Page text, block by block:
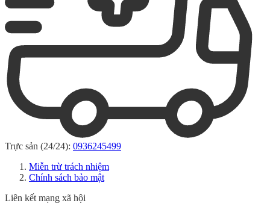
Trực sản (24/24): 0936245499
Miễn trừ trách nhiệm
Chính sách bảo mật
Liên kết mạng xã hội